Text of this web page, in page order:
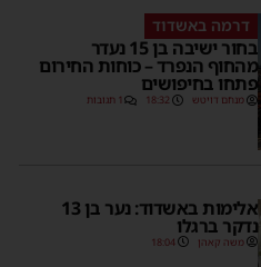
דרמה באשדוד
בחור ישיבה בן 15 נעדר
מהחוף הנפרד – כוחות החירום
פתחו בחיפושים
מנחם דויטש 18:32 1 תגובות
אלימות באשדוד: נער בן 13
נדקר ברגלו
משה קאהן 18:04